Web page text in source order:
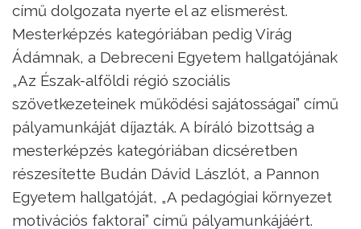
című dolgozata nyerte el az elismerést.
Mesterképzés kategóriában pedig Virág
Ádámnak, a Debreceni Egyetem hallgatójának
„Az Észak-alföldi régió szociális
szövetkezeteinek működési sajátosságai” című
pályamunkáját díjazták. A bíráló bizottság a
mesterképzés kategóriában dicséretben
részesítette Budán Dávid Lászlót, a Pannon
Egyetem hallgatóját, „A pedagógiai környezet
motivációs faktorai” című pályamunkájáért.